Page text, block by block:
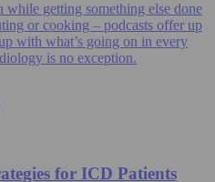
while getting something else done
or cooking – podcasts offer up
with what’s going on in every
is no exception.
for ICD Patients